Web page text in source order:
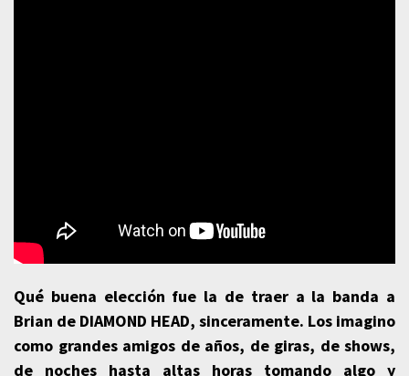
Qué buena elección fue la de traer a la banda a
Brian de DIAMOND HEAD, sinceramente. Los imagino
como grandes amigos de años, de giras, de shows,
de noches hasta altas horas tomando algo y